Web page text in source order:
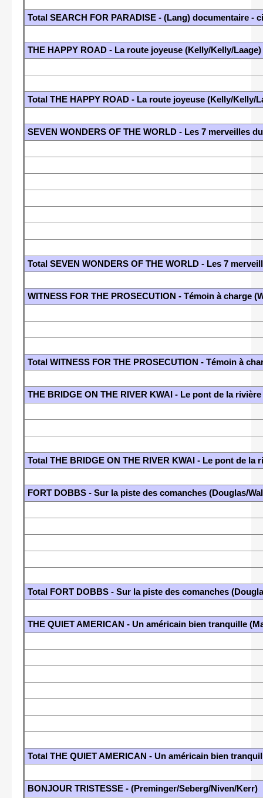
Total SEARCH FOR PARADISE - (Lang) documentaire -
THE HAPPY ROAD - La route joyeuse (Kelly/Kelly/Laage)
Total THE HAPPY ROAD - La route joyeuse (Kelly/Kelly/
SEVEN WONDERS OF THE WORLD - Les 7 merveilles
Total SEVEN WONDERS OF THE WORLD - Les 7
WITNESS FOR THE PROSECUTION - Témoin à charge
Total WITNESS FOR THE PROSECUTION - Témoin à
THE BRIDGE ON THE RIVER KWAI - Le pont de la
Total THE BRIDGE ON THE RIVER KWAI - Le pont de
FORT DOBBS - Sur la piste des comanches (Douglas/
Total FORT DOBBS - Sur la piste des comanches
THE QUIET AMERICAN - Un américain bien tranquille
Total THE QUIET AMERICAN - Un américain bien
BONJOUR TRISTESSE - (Preminger/Seberg/Niven/Kerr)